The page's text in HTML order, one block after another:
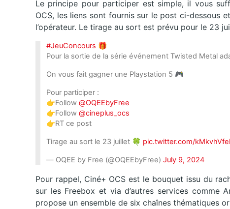
Le principe pour participer est simple, il vous
OCS, les liens sont fournis sur le post ci-dessous
l’opérateur. Le tirage au sort est prévu pour le 23
#JeuConcours 🎁
Pour la sortie de la série événement Twisted Metal
On vous fait gagner une Playstation 5 🎮
Pour participer :
👉Follow @OQEEbyFree
👉Follow @cineplus_ocs
👉RT ce post
Tirage au sort le 23 juillet 🍀 pic.twitter.com/
— OQEE by Free (@OQEEbyFree) July 9, 2024
Pour rappel, Ciné+ OCS est le bouquet issu du
sur les Freebox et via d’autres services comme
propose un ensemble de six chaînes thématiques